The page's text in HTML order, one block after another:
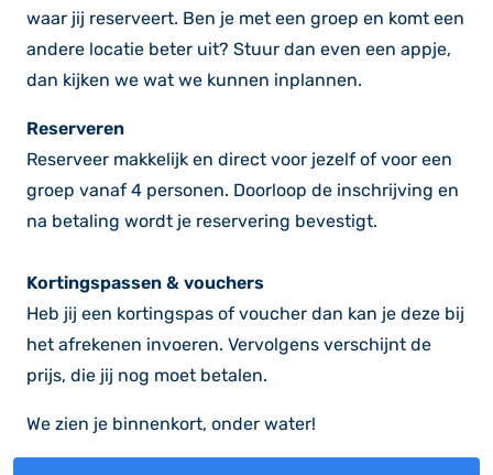
waar jij reserveert. Ben je met een groep en komt een
andere locatie beter uit? Stuur dan even een appje,
dan kijken we wat we kunnen inplannen.
Reserveren
Reserveer makkelijk en direct voor jezelf of voor een
groep vanaf 4 personen. Doorloop de inschrijving en
na betaling wordt je reservering bevestigt.
Kortingspassen & vouchers
Heb jij een kortingspas of voucher dan kan je deze bij
het afrekenen invoeren. Vervolgens verschijnt de
prijs, die jij nog moet betalen.
We zien je binnenkort, onder water!